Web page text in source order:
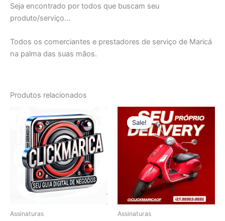
Seja encontrado por todos que buscam seu
produto/serviço…
Todos os comerciantes e prestadores de serviço de Maricá
na palma das suas mãos.
Produtos relacionados
Assinaturas
Sale!
Sale!
Assinaturas
O
preço
original
era:
R$ 99,00.
preço
atual
é:
R$ 49,99.